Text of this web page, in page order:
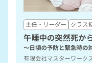
主任・リーダー クラス
午睡中の突然死か
～日頃の予防と緊急時の
有限会社マスターワーク